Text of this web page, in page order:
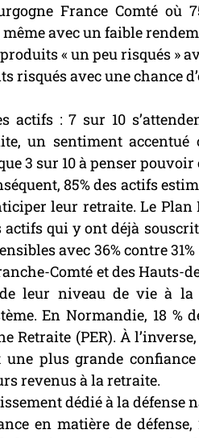
France Comté où
avec un faible
« un peu risqués »
risqués avec une chance
actifs : 7 sur 10
un sentiment accentué
3 sur 10 à penser
85% des actifs
leur retraite. Le Plan
actifs qui y ont déjà
avec 36% contre
Comté et des Hauts-
leur niveau de vie à la
En Normandie, 18 %
Retraite (PER). À
une plus grande
revenus à la retraite.
dédié à la défense
en matière de défense,